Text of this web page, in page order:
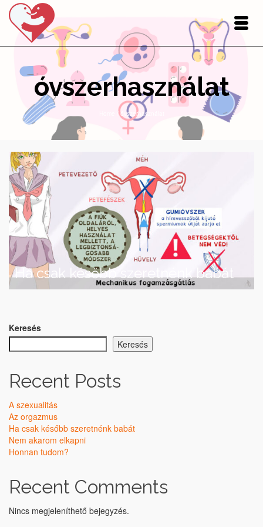
óvszerhasználat
/ óvszerhasználat
Ha csak később szeretnénk babát
Keresés
Keresés
Recent Posts
A szexualitás
Az orgazmus
Ha csak később szeretnénk babát
Nem akarom elkapni
Honnan tudom?
Recent Comments
Nincs megjeleníthető bejegyzés.